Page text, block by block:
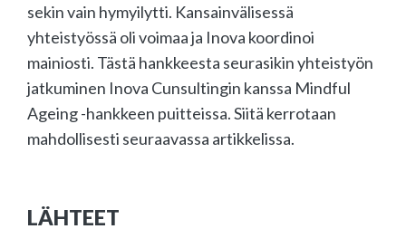
sekin vain hymyilytti. Kansainvälisessä
yhteistyössä oli voimaa ja Inova koordinoi
mainiosti. Tästä hankkeesta seurasikin yhteistyön
jatkuminen Inova Cunsultingin kanssa Mindful
Ageing -hankkeen puitteissa. Siitä kerrotaan
mahdollisesti seuraavassa artikkelissa.
LÄHTEET